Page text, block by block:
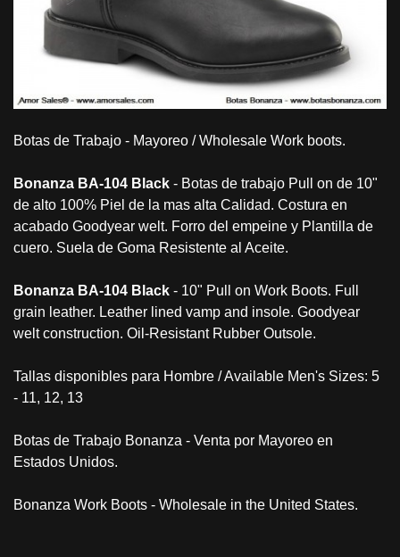
Botas de Trabajo - Mayoreo / Wholesale Work boots.
Bonanza BA-104 Black - Botas de trabajo Pull on de 10"
de alto 100% Piel de la mas alta Calidad. Costura en
acabado Goodyear welt. Forro del empeine y Plantilla de
cuero. Suela de Goma Resistente al Aceite.
Bonanza BA-104 Black - 10" Pull on Work Boots. Full
grain leather. Leather lined vamp and insole. Goodyear
welt construction. Oil-Resistant Rubber Outsole.
Tallas disponibles para Hombre / Available Men's Sizes: 5
- 11, 12, 13
Botas de Trabajo Bonanza - Venta por Mayoreo en
Estados Unidos.
Bonanza Work Boots - Wholesale in the United States.